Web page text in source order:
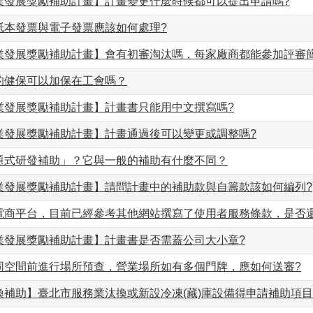
本發票與電子發票應該如何處理?
發展獎勵補助計畫】會有初審淘汰嗎，每家廠商都能參加評審
保可以加保在工會嗎？
發展獎勵補助計畫】計畫書只能用中文撰寫嗎?
發展獎勵補助計畫】計畫通過後可以變更或調整嗎?
式研發補助」？它與一般的補助有什麼不同？
發展獎勵補助計畫】請問計畫中的補助款與自籌款該如何編列?
商平台，目前已經參考其他網站撰寫了使用者服務條款，是否
發展獎勵補助計畫】計畫書是否需蓋公司大小章?
空間前進行場所預查，營業場所如有多個門牌，應如何送審?
補助】臺北市服務業汰換或新設冷凍(藏)庫設備得申請補助項